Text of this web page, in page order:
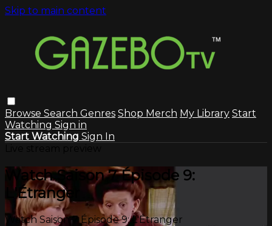
Skip to main content
Browse Search Genres Shop Merch My Library Start
Watching Sign in
Start Watching Sign In
Watch Saison 7 Épisode 9:
L'Étranger
Watch Saison 7 Épisode 9: L'Étranger